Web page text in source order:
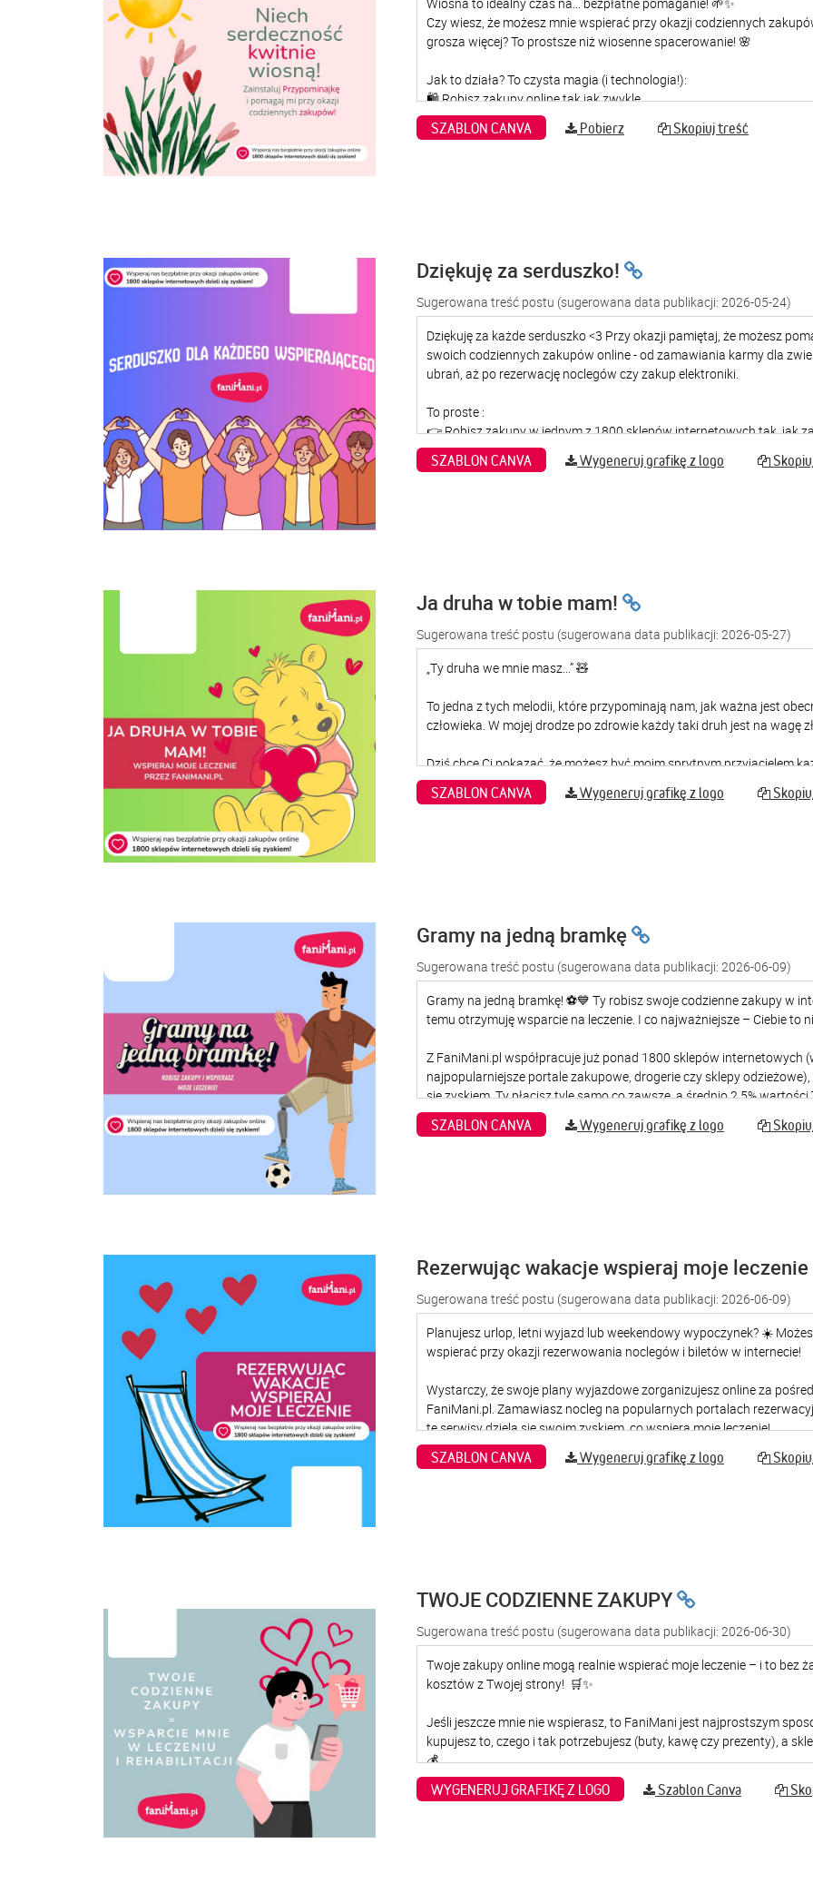
SZABLON CANVA Pobierz Skopiuj treść
Dziękuję za serduszko!
Sugerowana treść postu (sugerowana data publikacji: 2026-05-24)
SZABLON CANVA Wygeneruj grafikę z logo
Ja druha w tobie mam!
Sugerowana treść postu (sugerowana data publikacji: 2026-05-27)
SZABLON CANVA Wygeneruj grafikę z logo
Gramy na jedną bramkę
Sugerowana treść postu (sugerowana data publikacji: 2026-06-09)
SZABLON CANVA Wygeneruj grafikę z logo
Rezerwując wakacje wspieraj moje leczenie
Sugerowana treść postu (sugerowana data publikacji: 2026-06-09)
SZABLON CANVA Wygeneruj grafikę z logo
TWOJE CODZIENNE ZAKUPY
Sugerowana treść postu (sugerowana data publikacji: 2026-06-30)
WYGENERUJ GRAFIKĘ Z LOGO Szablon Canva